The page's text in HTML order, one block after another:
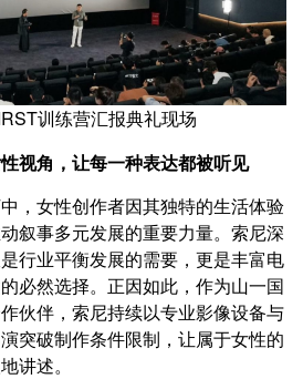
训练营汇报典礼现场
视角，让每一种表达都被听见
，女性创作者因其独特的生活体验
叙事多元发展的重要力量。索尼深
行业平衡发展的需要，更是丰富电
必然选择。正因如此，作为山一国
伙伴，索尼持续以专业影像设备与
突破制作条件限制，让属于女性的
讲述。